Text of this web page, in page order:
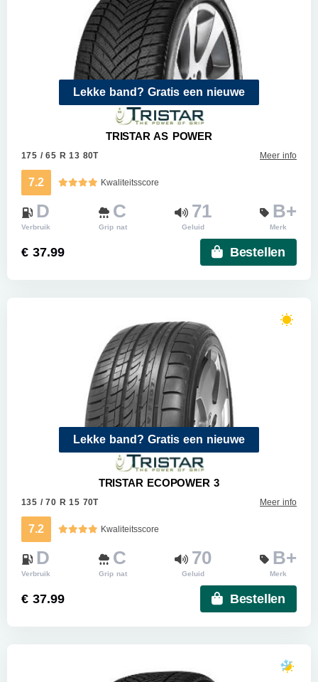
Lekke band? Gratis een nieuwe
TRISTAR AS POWER
175 / 65 R 13 80T Meer info
7.2 Kwaliteitsscore
D
Verbruik
C
Grip nat
71
Geluid
B+
Merk
€ 37.99 Bestellen
Lekke band? Gratis een nieuwe
TRISTAR ECOPOWER 3
135 / 70 R 15 70T Meer info
7.2 Kwaliteitsscore
D
Verbruik
C
Grip nat
70
Geluid
B+
Merk
€ 37.99 Bestellen